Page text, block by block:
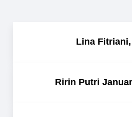
Lina Fitriani,
Ririn Putri